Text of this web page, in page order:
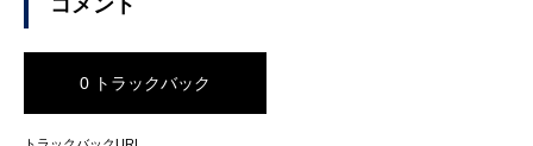
コメント
0 トラックバック